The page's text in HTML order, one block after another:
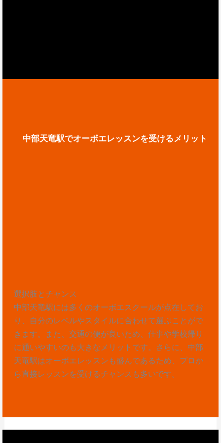
中部天竜駅でオーボエレッスンを受けるメリット
選択肢とチャンス
中部天竜駅には多くのオーボエスクールが点在してお
り、自分のレベルやスタイルに合わせて選ぶことがで
きます。また、交通の便が良いため、仕事や学校帰り
に通いやすいのも大きなメリットです。さらに、中部
天竜駅はオーボエレッスンも盛んであるため、プロか
ら直接レッスンを受けるチャンスも多いです。